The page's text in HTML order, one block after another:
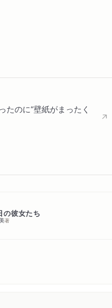
たのに“壁紙がまったく
の彼女たち
著